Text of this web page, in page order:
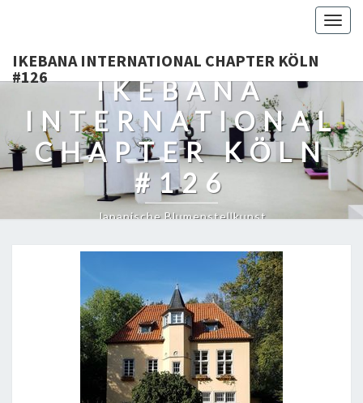
IKEBANA INTERNATIONAL CHAPTER KÖLN
#126
IKEBANA
INTERNATIONAL
CHAPTER KÖLN
#126
Japanische Blumenstellkunst